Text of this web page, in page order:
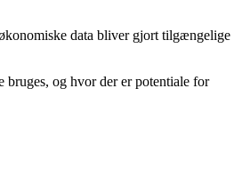
data bliver gjort tilgængelige
og hvor der er potentiale for